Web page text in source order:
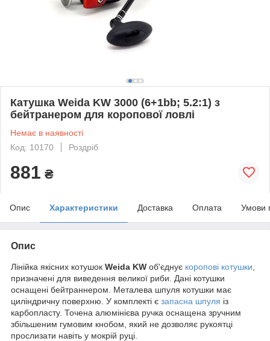
Катушка Weida KW 3000 (6+1bb; 5.2:1) з
бейтранером для коропової ловлі
Немає в наявності
Код: 10170
Роздріб
881 ₴
Опис Характеристики Доставка Оплата Умови
Опис
Лінійка якісних котушок Weida KW об'єднує коропові котушки
призначені для виведення великої риби. Дані котушки
оснащені бейтраннером. Металева шпуля котушки має
циліндричну поверхню. У комплекті є запасна шпуля із
карбопласту. Точена алюмінієва ручка оснащена зручним
збільшеним гумовим кнобом, який не дозволяє рукоятці
прослизати навіть у мокрій руці.